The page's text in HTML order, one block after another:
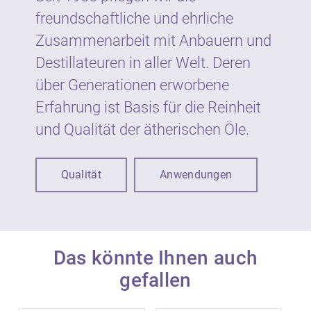
Wie gesetzlich vorgeschrieben sind
ätherische Öle von Neumond auf dem Etikett
mit Warnhinweisen und Symbolen
gekennzeichnet. Die Kennzeichnung dient
VerbraucherInnen vor möglichen Gefahren
bei unsachgemäßer Verwendung.
Anwendung auf der Haut und Schleimhaut
ätherischen Ölen in kosmetischen Produkten
beträgt in der Regel bis zu 1 %.
Ätherische Öle sind konzentrierte
freundschaftliche und ehrliche
Zusammenarbeit mit Anbauern und
Destillateuren in aller Welt. Deren
über Generationen erworbene
Erfahrung ist Basis für die Reinheit
und Qualität der ätherischen Öle.
Qualität Anwendungen
Das könnte Ihnen auch
gefallen